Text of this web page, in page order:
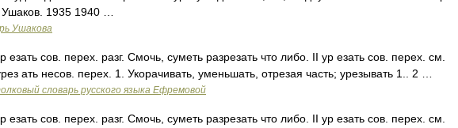
1935 1940 …
Ушакова
езать сов. перех. разг. Смочь, суметь разрезать что либо. II ур езать сов. перех. см.
ать несов. перех. 1. Укорачивать, уменьшать, отрезая часть; урезывать 1.. 2 …
словарь русского языка Ефремовой
езать сов. перех. разг. Смочь, суметь разрезать что либо. II ур езать сов. перех. см.